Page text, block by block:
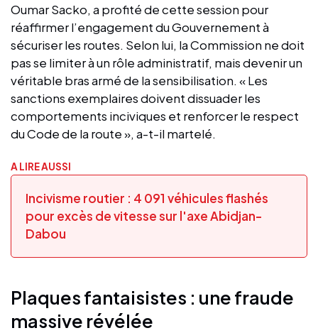
Oumar Sacko, a profité de cette session pour
réaffirmer l’engagement du Gouvernement à
sécuriser les routes. Selon lui, la Commission ne doit
pas se limiter à un rôle administratif, mais devenir un
véritable bras armé de la sensibilisation. « Les
sanctions exemplaires doivent dissuader les
comportements inciviques et renforcer le respect
du Code de la route », a-t-il martelé.
A LIRE AUSSI
Incivisme routier : 4 091 véhicules flashés
pour excès de vitesse sur l'axe Abidjan-
Dabou
Plaques fantaisistes : une fraude
massive révélée